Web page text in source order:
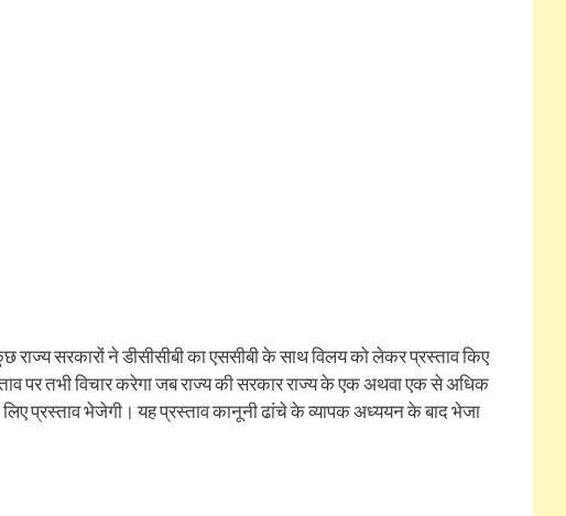
राज्य सरकारों ने डीसीसीबी का एससीबी के साथ विलय को लेकर प्रस्ताव किए
पर तभी विचार करेगा जब राज्य की सरकार राज्य के एक अथवा एक से अधिक
प्रस्ताव भेजेगी। यह प्रस्ताव कानूनी ढांचे के व्यापक अध्ययन के बाद भेजा